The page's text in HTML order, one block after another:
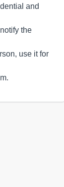
and
the
use it for